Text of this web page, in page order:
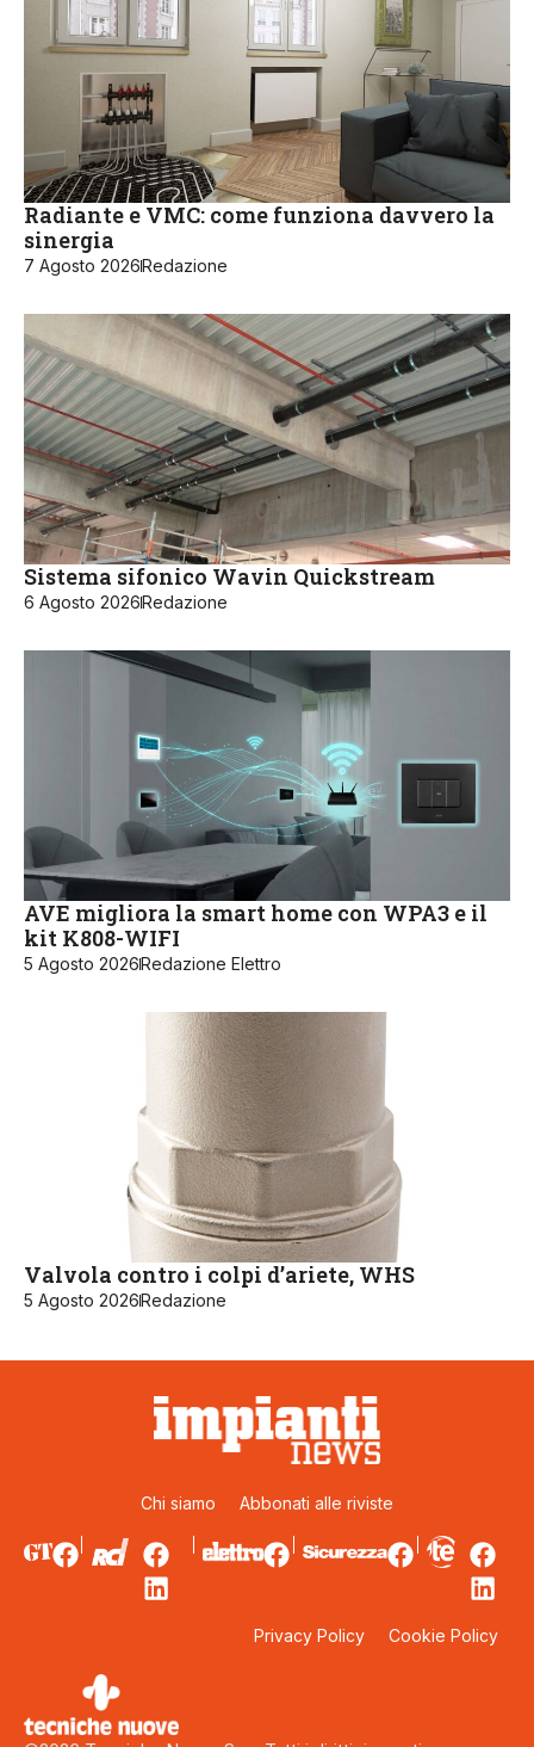
Radiante e VMC: come funziona davvero la
sinergia
7 Agosto 2026 Redazione
Sistema sifonico Wavin Quickstream
6 Agosto 2026 Redazione
AVE migliora la smart home con WPA3 e il
kit K808-WIFI
5 Agosto 2026 Redazione Elettro
Valvola contro i colpi d’ariete, WHS
5 Agosto 2026 Redazione
Chi siamo Abbonati alle riviste
Privacy Policy Cookie Policy